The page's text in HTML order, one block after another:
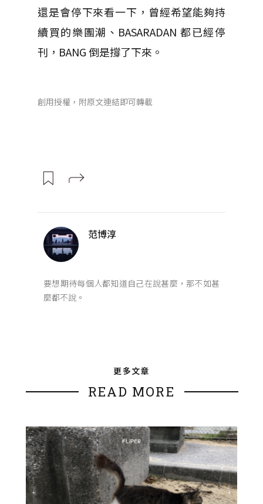
還是會停下來看一下，曾經希望能夠持
續買的樂團潮、BASARADAN 都已經停
刊，BANG 倒是撐了下來。
創用授權，附原文連結即可轉載
范博淳
要想期待每個人都知道自己在說甚麼，那不如甚
麼都不說。
更多文章
READ MORE